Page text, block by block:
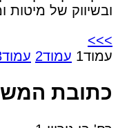
ובשיווק של מיטות
>>>
עמוד1 עמוד2 עמוד
כתובת